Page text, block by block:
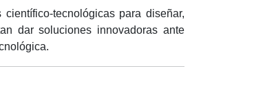
tecnológicas para diseñar,
dar soluciones innovadoras ante